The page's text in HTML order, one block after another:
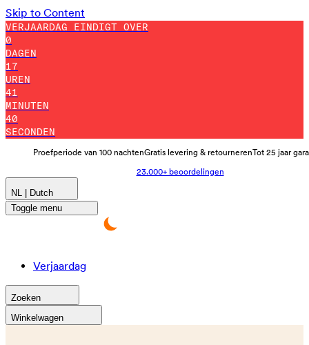
Skip to Content
VERJAARDAG EINDIGT OVER
0
DAGEN
17
UREN
41
MINUTEN
30
SECONDEN
Proefperiode van 100 nachtenGratis levering & retournerenTot 25 jaar
23.000+ beoordelingen
NL | Dutch
Toggle menu
Verjaardag
Zoeken
Winkelwagen